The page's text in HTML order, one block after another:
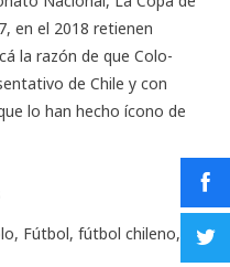
en el 2018 retienen
la razón de que Colo-
de Chile y con
lo han hecho ícono de
, Fútbol, fútbol chileno,